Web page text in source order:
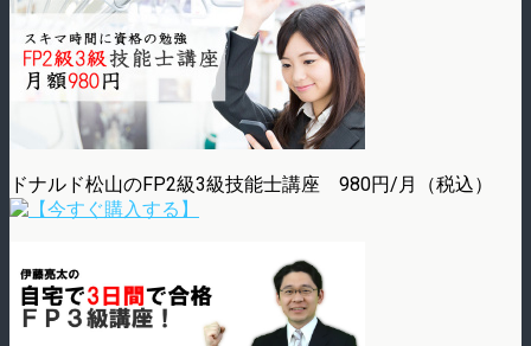
ドナルド松山のFP2級3級技能士講座 980円/月（税込）